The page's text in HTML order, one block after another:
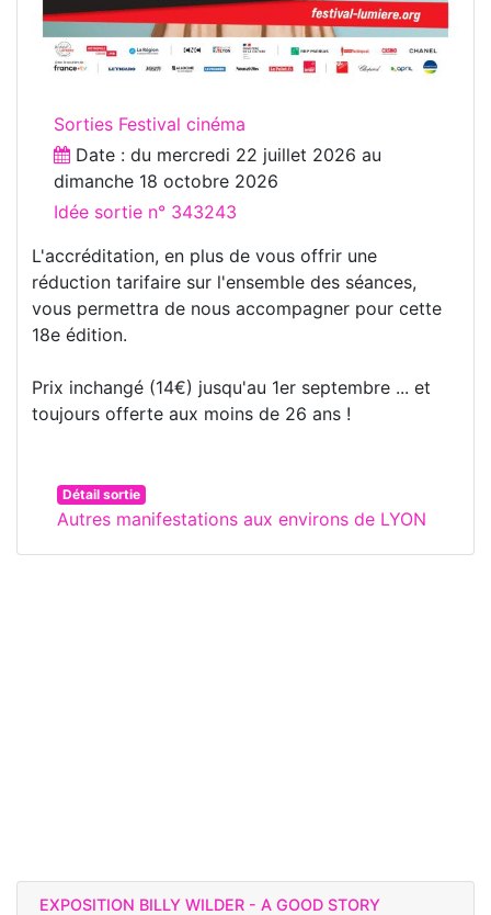
Sorties Festival cinéma
Date : du mercredi 22 juillet 2026 au
dimanche 18 octobre 2026
Idée sortie n° 343243
L'accréditation, en plus de vous offrir une
réduction tarifaire sur l'ensemble des séances,
vous permettra de nous accompagner pour cette
18e édition.
Prix inchangé (14€) jusqu'au 1er septembre ... et
toujours offerte aux moins de 26 ans !
Détail sortie
Autres manifestations aux environs de LYON
EXPOSITION BILLY WILDER - A GOOD STORY